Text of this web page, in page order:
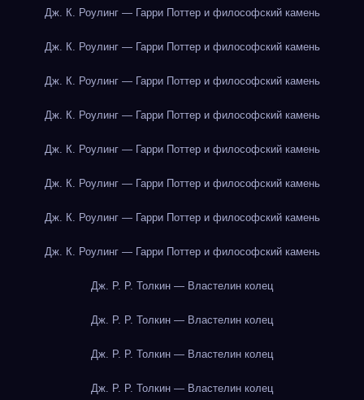
Дж. К. Роулинг — Гарри Поттер и философский камень
Дж. К. Роулинг — Гарри Поттер и философский камень
Дж. К. Роулинг — Гарри Поттер и философский камень
Дж. К. Роулинг — Гарри Поттер и философский камень
Дж. К. Роулинг — Гарри Поттер и философский камень
Дж. К. Роулинг — Гарри Поттер и философский камень
Дж. К. Роулинг — Гарри Поттер и философский камень
Дж. К. Роулинг — Гарри Поттер и философский камень
Дж. Р. Р. Толкин — Властелин колец
Дж. Р. Р. Толкин — Властелин колец
Дж. Р. Р. Толкин — Властелин колец
Дж. Р. Р. Толкин — Властелин колец